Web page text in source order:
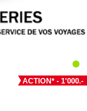
ACTION* - 1'000.-